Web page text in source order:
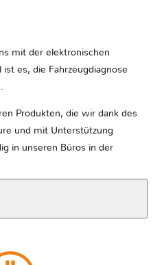
mit der elektronischen
ist es, die Fahrzeugdiagnose
Produkten, die wir dank des
und mit Unterstützung
in unseren Büros in der